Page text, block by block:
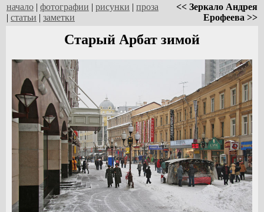
начало | фотографии | рисунки | проза
| статьи | заметки
<< Зеркало Андрея
Ерофеева >>
Старый Арбат зимой